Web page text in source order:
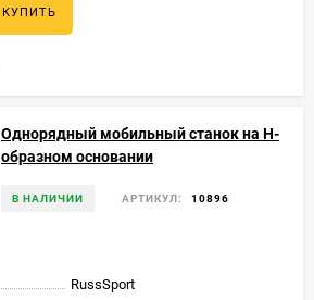
КУПИТЬ
Однорядный мобильный станок на Н-
образном основании
В НАЛИЧИИ АРТИКУЛ: 10896
RussSport